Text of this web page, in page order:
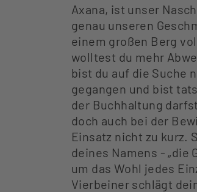
Axana, ist unser
genau unseren
einem großen Berg
wolltest du mehr
bist du auf die Suche
gegangen und bist
der Buchhaltung
doch auch bei der
Einsatz nicht zu kurz.
deines Namens - „die
um das Wohl jedes
Vierbeiner schlägt